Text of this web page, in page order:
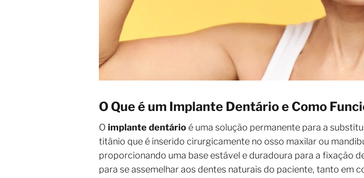
O Que é um Implante Dentário e Como
O implante dentário é uma solução permanente para a
titânio que é inserido cirurgicamente no osso maxilar ou
proporcionando uma base estável e duradoura para a fixação
para se assemelhar aos dentes naturais do paciente, tanto em